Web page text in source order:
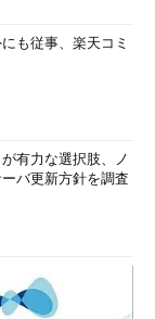
も従事、楽天コミ
有力な選択肢、ノ
バ更新方針を調査